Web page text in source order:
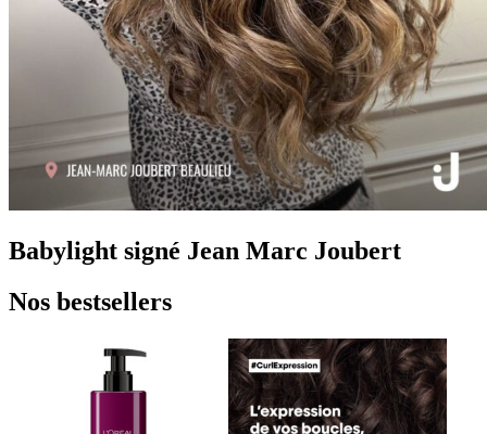
Babylight signé Jean Marc Joubert
Nos bestsellers